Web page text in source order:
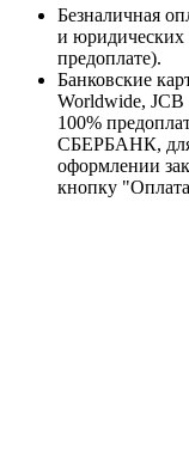
Безналичная
и юридических
предоплате).
Банковские
Worldwide, JCB
100%
СБЕРБАНК, для
оформлении
кнопку "Оплата